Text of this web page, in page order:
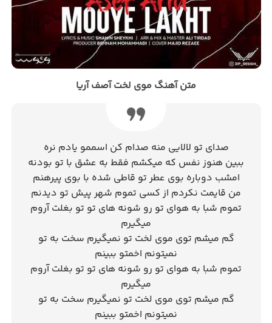
متن آهنگ موی لخت آصف آریا
صدای تو لالایی منه صدام کن اسممو یادم نره
ببین هنوز نفس که میکشم فقط به عشق با تو بودنه
امشب دوباره بوی عطر تو قاطی شده با بوی پیرهنم
من قایمت نکردم از کسی تموم شهر پیش تو دیدنم
تموم شبا به هوای تو رو شونه های تو تو بغلت آروم
میگیرم
گم میشم توی موی لخت تو نمیگیرم سخت به تو
نمیتونم اخمتو ببینم
تموم شبا به هوای تو رو شونه های تو تو بغلت آروم
میگیرم
گم میشم توی موی لخت تو نمیگیرم سخت به تو
نمیتونم اخمتو ببینم